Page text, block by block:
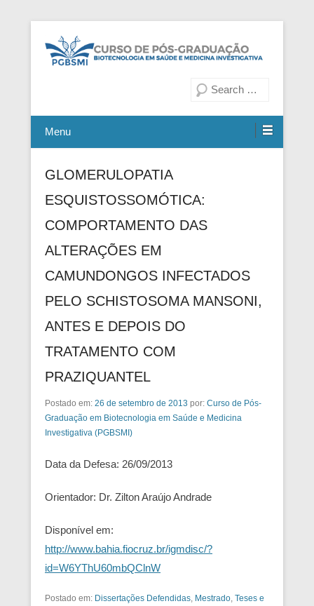
Curso de Pós-Graduação em
Medicina Investigativa
Menu
GLOMERULOPATIA
ESQUISTOSSOMÓTICA:
COMPORTAMENTO DAS
ALTERAÇÕES EM
CAMUNDONGOS INFECTADOS
PELO SCHISTOSOMA MANSONI,
ANTES E DEPOIS DO
TRATAMENTO COM
PRAZIQUANTEL
Postado em: 26 de setembro de 2013 por: Curso de Pós-
Graduação em Biotecnologia em Saúde e Medicina
Investigativa (PGBSMI)
Data da Defesa: 26/09/2013
Orientador: Dr. Zilton Araújo Andrade
Disponível em:
http://www.bahia.fiocruz.br/igmdisc/?
id=W6YThU60mbQClnW
Postado em: Dissertações Defendidas, Mestrado, Teses e